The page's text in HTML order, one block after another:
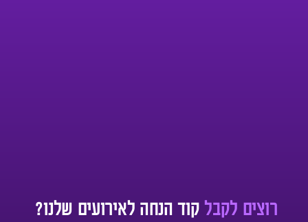
רוצים לקבל קוד הנחה לאירועים שלנו?